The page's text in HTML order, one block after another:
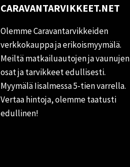
CARAVANTARVIKKEET.NET
Olemme Caravantarvikkeiden
verkkokauppa ja erikoismyymälä.
Meiltä matkailuautojen ja vaunujen
osat ja tarvikkeet edullisesti.
Myymälä Iisalmessa 5-tien varrella.
Vertaa hintoja, olemme taatusti
edullinen!